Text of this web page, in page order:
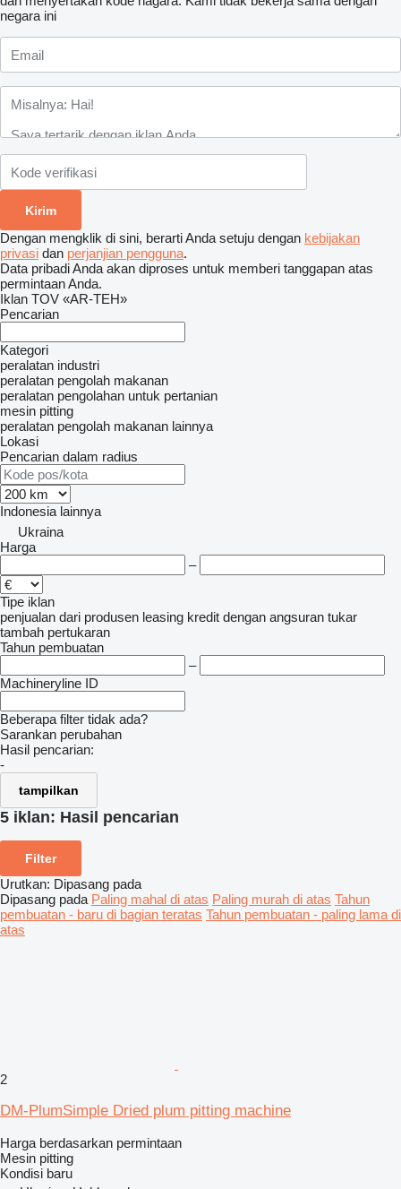
negara ini
Dengan mengklik di sini, berarti Anda setuju dengan kebijakan
privasi dan perjanjian pengguna.
Data pribadi Anda akan diproses untuk memberi tanggapan atas
permintaan Anda.
Iklan TOV «AR-TEH»
Pencarian
Kategori
peralatan industri
peralatan pengolah makanan
peralatan pengolahan untuk pertanian
mesin pitting
peralatan pengolah makanan lainnya
Lokasi
Pencarian dalam radius
Indonesia lainnya
Ukraina
Harga
–
Tipe iklan
penjualan dari produsen leasing kredit dengan angsuran tukar
tambah pertukaran
Tahun pembuatan
–
Machineryline ID
Beberapa filter tidak ada?
Sarankan perubahan
Hasil pencarian:
-
tampilkan
5 iklan: Hasil pencarian
Filter
Urutkan: Dipasang pada
Dipasang pada Paling mahal di atas Paling murah di atas Tahun
pembuatan - baru di bagian teratas Tahun pembuatan - paling lama di
atas
2
DM-PlumSimple Dried plum pitting machine
Harga berdasarkan permintaan
Mesin pitting
Kondisi baru